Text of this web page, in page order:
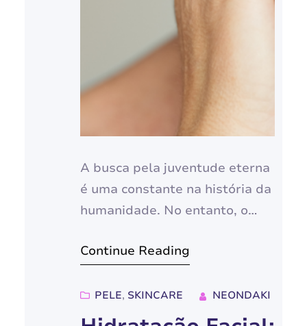
A busca pela juventude eterna
é uma constante na história da
humanidade. No entanto, o
nossa pele, e as rugas são um
envelhecimento. Mas e se
existissem maneiras de
Continue Reading
PELE, SKINCARE NEONDAKI